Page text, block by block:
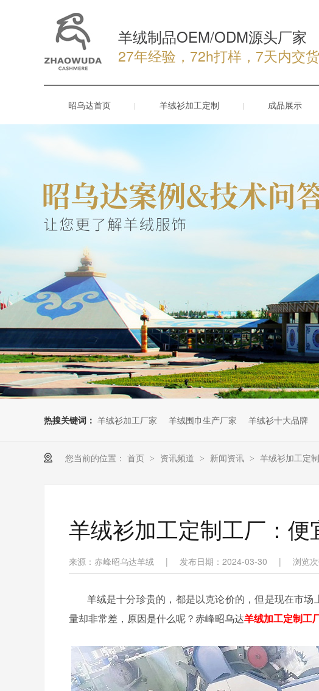
羊绒制品OEM/ODM源头厂家
27年经验，72h打样，7天内交货
昭乌达首页 羊绒衫加工定制 成品展示
热搜关键词： 羊绒衫加工厂家 羊绒围巾生产厂家 羊绒衫十大品牌
您当前的位置： 首页 > 资讯频道 > 新闻资讯 > 羊绒衫加工定
羊绒衫加工定制工厂：
来源：赤峰昭乌达羊绒 | 发布日期：2024-03-30 | 浏览次
羊绒是十分珍贵的，都是以克论价的，但是现在市场
量却非常差，原因是什么呢？赤峰昭乌达羊绒加工定制工